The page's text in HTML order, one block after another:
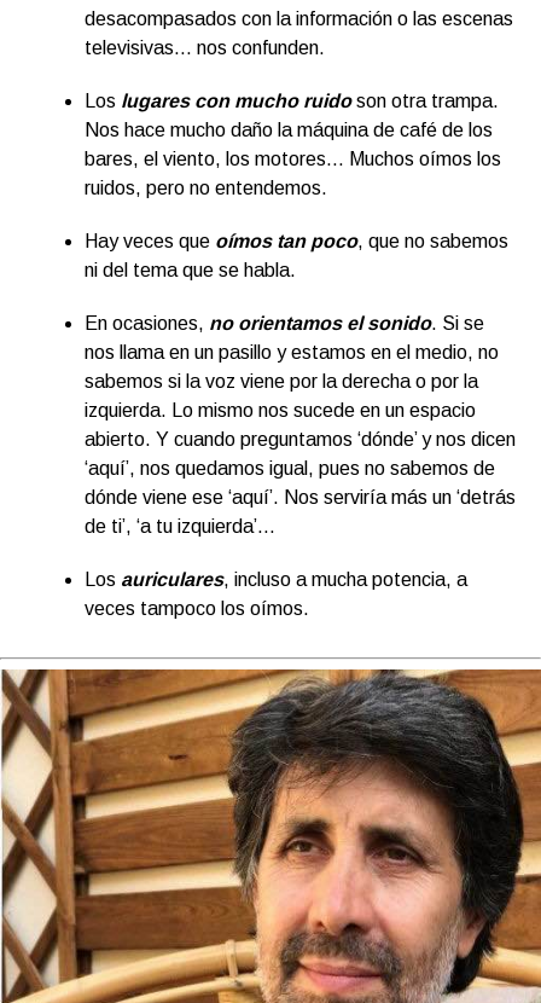
desacompasados con la información o las escenas
televisivas… nos confunden.
Los lugares con mucho ruidoson otra trampa.
Nos hace mucho daño la máquina de café de los
bares, el viento, los motores… Muchos oímos los
ruidos, pero no entendemos.
Hay veces que oímos tan poco, que no sabemos
ni del tema que se habla.
En ocasiones, no orientamos el sonido. Si se
nos llama en un pasillo y estamos en el medio, no
sabemos si la voz viene por la derecha o por la
izquierda. Lo mismo nos sucede en un espacio
abierto. Y cuando preguntamos ‘dónde’ y nos dicen
‘aquí’, nos quedamos igual, pues no sabemos de
dónde viene ese ‘aquí’. Nos serviría más un ‘detrás
de ti’, ‘a tu izquierda’…
Los auriculares, incluso a mucha potencia, a
veces tampoco los oímos.